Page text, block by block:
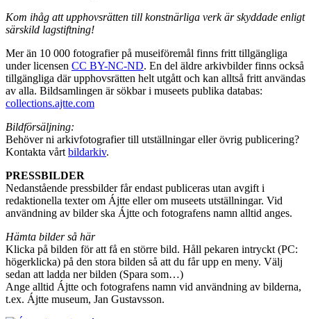
Kom ihåg att upphovsrätten till konstnärliga verk är skyddade enligt
särskild lagstiftning!
Mer än 10 000 fotografier på museiföremål finns fritt tillgängliga
under licensen CC BY-NC-ND. En del äldre arkivbilder finns också
tillgängliga där upphovsrätten helt utgått och kan alltså fritt användas
av alla. Bildsamlingen är sökbar i museets publika databas:
collections.ajtte.com
Bildförsäljning:
Behöver ni arkivfotografier till utställningar eller övrig publicering?
Kontakta vårt bildarkiv.
PRESSBILDER
Nedanstående pressbilder får endast publiceras utan avgift i
redaktionella texter om Ájtte eller om museets utställningar. Vid
användning av bilder ska Ájtte och fotografens namn alltid anges.
Hämta bilder så här
Klicka på bilden för att få en större bild. Håll pekaren intryckt (PC:
högerklicka) på den stora bilden så att du får upp en meny. Välj
sedan att ladda ner bilden (Spara som…)
Ange alltid Ájtte och fotografens namn vid användning av bilderna,
t.ex. Ájtte museum, Jan Gustavsson.